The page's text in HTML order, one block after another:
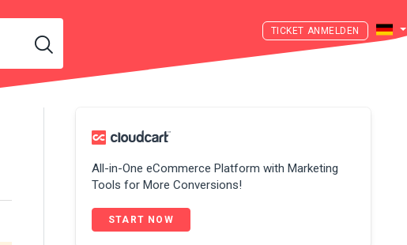
ANMELDEN
All-in-One eCommerce Platform with Marketing
Tools for More Conversions!
START NOW